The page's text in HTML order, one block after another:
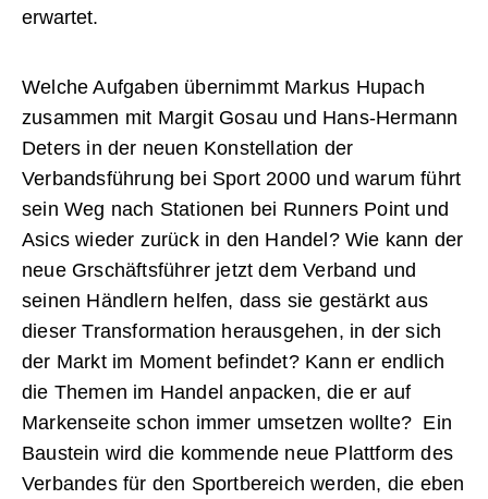
erwartet.
Welche Aufgaben übernimmt Markus Hupach
zusammen mit Margit Gosau und Hans-Hermann
Deters in der neuen Konstellation der
Verbandsführung bei Sport 2000 und warum führt
sein Weg nach Stationen bei Runners Point und
Asics wieder zurück in den Handel? Wie kann der
neue Grschäftsführer jetzt dem Verband und
seinen Händlern helfen, dass sie gestärkt aus
dieser Transformation herausgehen, in der sich
der Markt im Moment befindet? Kann er endlich
die Themen im Handel anpacken, die er auf
Markenseite schon immer umsetzen wollte? Ein
Baustein wird die kommende neue Plattform des
Verbandes für den Sportbereich werden, die eben